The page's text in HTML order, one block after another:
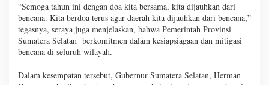
“Semoga tahun ini dengan doa kita bersama, kita dijauhkan dari
bencana. Kita berdoa terus agar daerah kita dijauhkan dari bencana,”
tegasnya, seraya juga menjelaskan, bahwa Pemerintah Provinsi
Sumatera Selatan berkomitmen dalam kesiapsiagaan dan mitigasi
bencana di seluruh wilayah.
Dalam kesempatan tersebut, Gubernur Sumatera Selatan, Herman